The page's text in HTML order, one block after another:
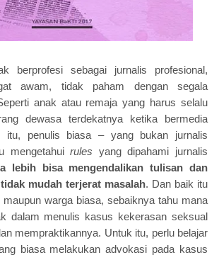
berprofesi sebagai jurnalis profesional,
awam, tidak paham dengan segala
anak atau remaja yang harus selalu
dewasa terdekatnya ketika bermedia
itu, penulis biasa – yang bukan jurnalis
mengetahuirules yang dipahami jurnalis
lebih bisa mengendalikan tulisan dan
mudah terjerat masalah. Dan baik itu
maupun warga biasa, sebaiknya tahu mana
dalam menulis kasus kekerasan seksual
mempraktikannya. Untuk itu, perlu belajar
biasa melakukan advokasi pada kasus